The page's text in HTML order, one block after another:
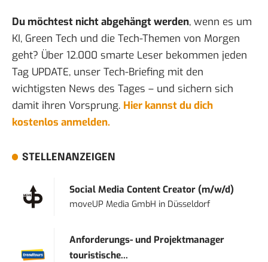
Du möchtest nicht abgehängt werden, wenn es um
KI, Green Tech und die Tech-Themen von Morgen
geht? Über 12.000 smarte Leser bekommen jeden
Tag UPDATE, unser Tech-Briefing mit den
wichtigsten News des Tages – und sichern sich
damit ihren Vorsprung. Hier kannst du dich
kostenlos anmelden.
STELLENANZEIGEN
Social Media Content Creator (m/w/d)
moveUP Media GmbH in Düsseldorf
Anforderungs- und Projektmanager
touristische...